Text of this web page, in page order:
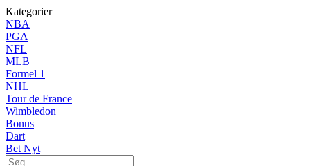
Kategorier
NBA
PGA
NFL
MLB
Formel 1
NHL
Tour de France
Wimbledon
Bonus
Dart
Bet Nyt